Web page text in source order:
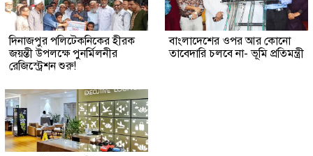
দিনাজপুর পলিটেকনিকের হীরক
জয়ন্তী উপলক্ষে পুনর্মিলনীর
রেজিস্ট্রেশন শুরু!
বাংলাদেশের ওপর আর কোনো
তাবেদারি চলবে না- ভূমি প্রতিমন্ত্রী